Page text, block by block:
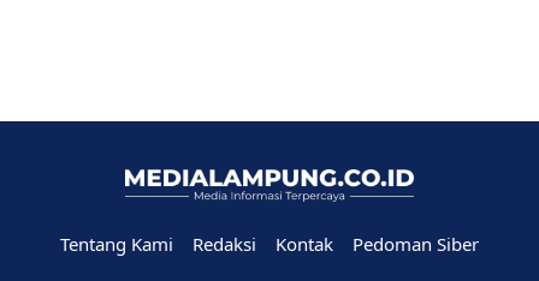
Tentang Kami Redaksi Kontak
Pedoman Siber